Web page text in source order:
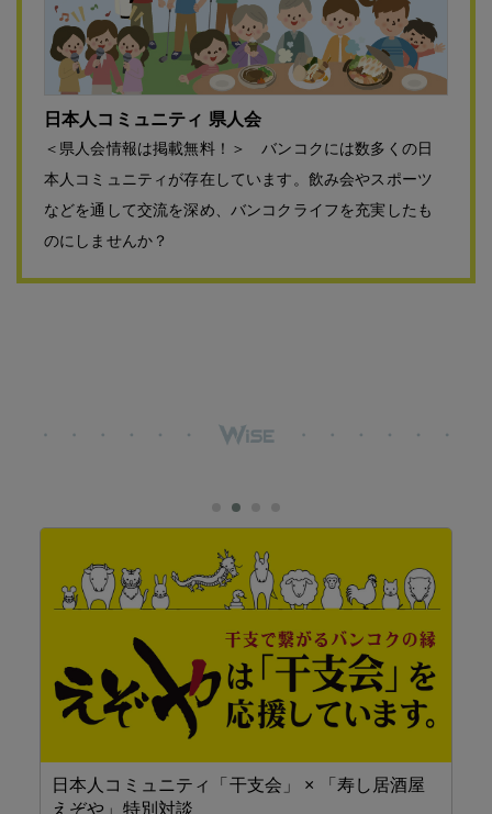
日本人コミュニティ 県人会
＜県人会情報は掲載無料！＞ バンコクには数多くの日
本人コミュニティが存在しています。飲み会やスポーツ
などを通して交流を深め、バンコクライフを充実したも
のにしませんか？